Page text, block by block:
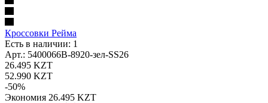
Кроссовки Рейма
Есть в наличии: 1
Арт.: 5400066B-8920-зел-SS26
26.495 KZT
52.990 KZT
-50%
Экономия 26.495 KZT